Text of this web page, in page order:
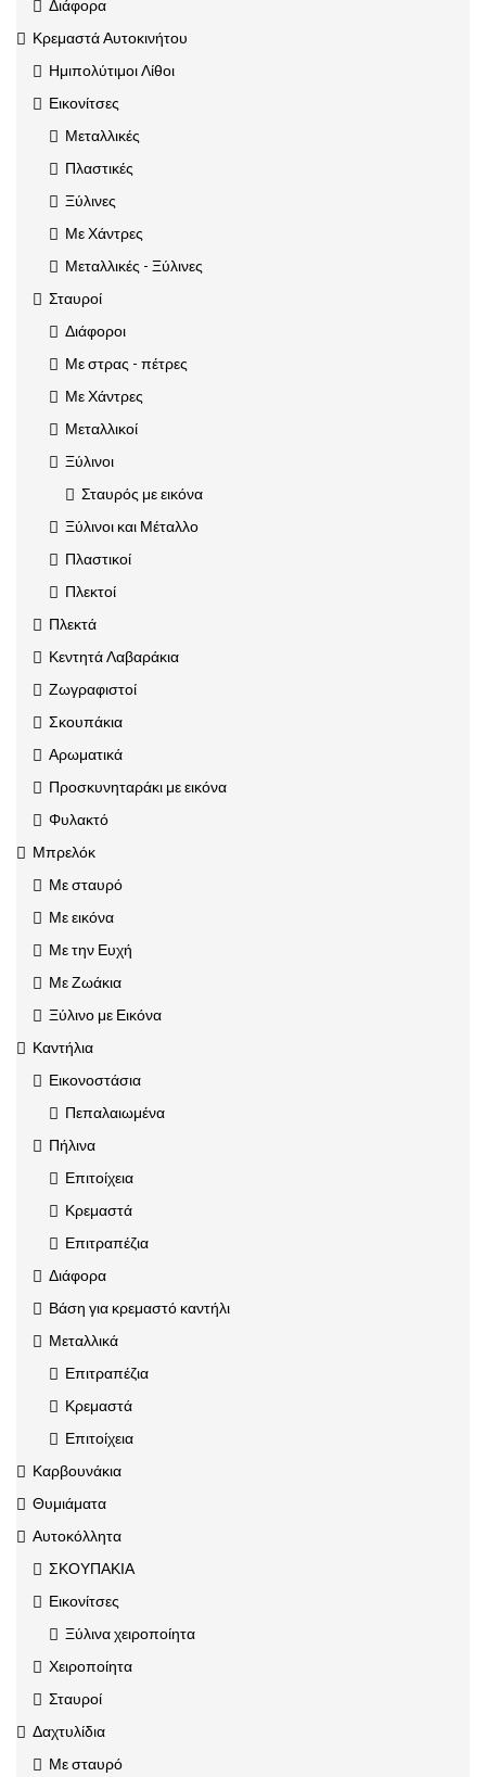
Διάφορα
Κρεμαστά Αυτοκινήτου
Ημιπολύτιμοι Λίθοι
Εικονίτσες
Μεταλλικές
Πλαστικές
Ξύλινες
Με Χάντρες
Μεταλλικές - Ξύλινες
Σταυροί
Διάφοροι
Με στρας - πέτρες
Με Χάντρες
Μεταλλικοί
Ξύλινοι
Σταυρός με εικόνα
Ξύλινοι και Μέταλλο
Πλαστικοί
Πλεκτοί
Πλεκτά
Κεντητά Λαβαράκια
Ζωγραφιστοί
Σκουπάκια
Αρωματικά
Προσκυνηταράκι με εικόνα
Φυλακτό
Μπρελόκ
Με σταυρό
Με εικόνα
Με την Ευχή
Με Ζωάκια
Ξύλινο με Εικόνα
Καντήλια
Εικονοστάσια
Πεπαλαιωμένα
Πήλινα
Επιτοίχεια
Κρεμαστά
Επιτραπέζια
Διάφορα
Βάση για κρεμαστό καντήλι
Μεταλλικά
Επιτραπέζια
Κρεμαστά
Επιτοίχεια
Καρβουνάκια
Θυμιάματα
Αυτοκόλλητα
ΣΚΟΥΠΑΚΙΑ
Εικονίτσες
Ξύλινα χειροποίητα
Χειροποίητα
Σταυροί
Δαχτυλίδια
Με σταυρό